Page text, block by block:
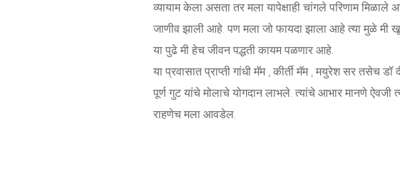
व्यायाम केला असता तर मला यापेक्षाही चांगले परिणाम मिळाले
जाणीव झाली आहे. पण मला जो फायदा झाला आहे त्या मुळे
या पुढे मी हेच जीवन पद्धती कायम पळणार आहे.
या प्रवासात प्राप्ती गांधी मॅम , कीर्ती मॅम , मयुरेश सर तसेच डॉ
पूर्ण गुट यांचे मोलाचे योगदान लाभले. त्यांचे आभार मानणे ऐवजी
राहणेच मला आवडेल.